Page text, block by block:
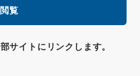
閲覧
サイトにリンクします。